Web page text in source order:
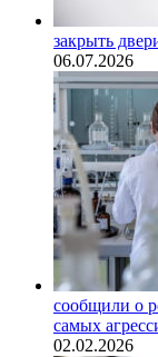
закрыть
06.07.2026
сообщили о
самых
02.02.2026